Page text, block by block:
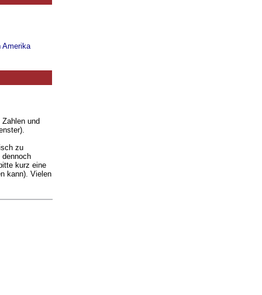
Amerika
Zahlen und
zu
kurz eine
kann). Vielen